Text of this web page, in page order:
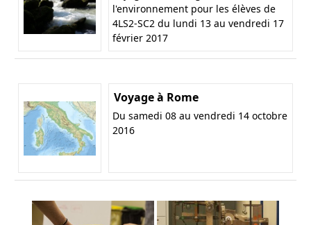
l'environnement pour les élèves de
4LS2-SC2 du lundi 13 au vendredi 17
février 2017
Voyage à Rome
Du samedi 08 au vendredi 14 octobre
2016